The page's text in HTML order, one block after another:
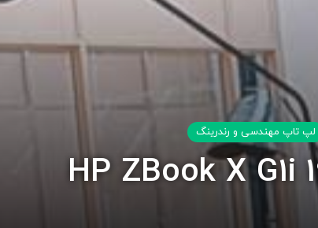
لپ تاپ مهندسی و رندرینگ